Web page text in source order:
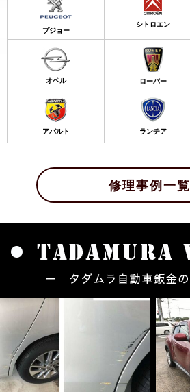
プジョー
シトロエン
オペル ローバー
アバルト ランチア
修理事例一覧